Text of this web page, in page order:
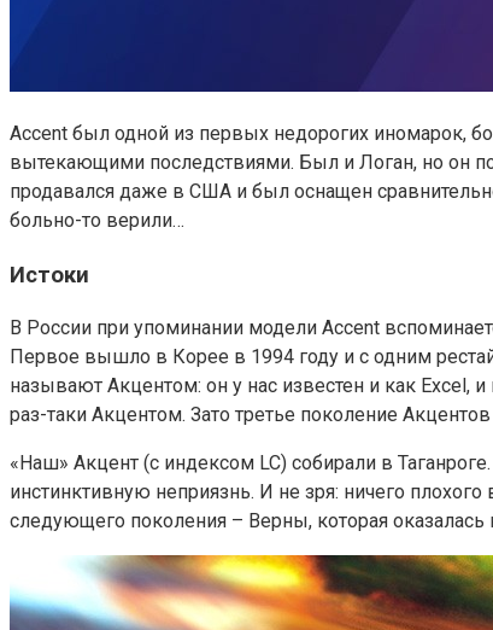
Accent был одной из первых недорогих иномарок,
вытекающими последствиями. Был и Логан, но он
продавался даже в США и был оснащен
больно-то верили…
Истоки
В России при упоминании модели Accent
Первое вышло в Корее в 1994 году и с одним
называют Акцентом: он у нас известен и как Excel,
раз-таки Акцентом. Зато третье поколение
«Наш» Акцент (с индексом LC) собирали в
инстинктивную неприязнь. И не зря: ничего
следующего поколения – Верны, которая